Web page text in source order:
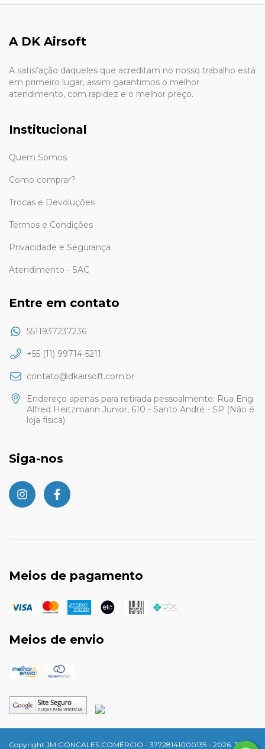
A DK Airsoft
A satisfação daqueles que acreditam no nosso trabalho está
em primeiro lugar, assim garantimos o melhor
atendimento, com rapidez e o melhor preço.
Institucional
Quem Somos
Como comprar?
Trocas e Devoluções
Termos e Condições
Privacidade e Segurança
Atendimento - SAC
Entre em contato
5511937237236
+55 (11) 99714-5211
contato@dkairsoft.com.br
Endereço apenas para retirada pessoalmente: Rua Eng
Alfred Heitzmann Junior, 610 - Santo André - SP (Não é
loja física)
Siga-nos
Meios de pagamento
Meios de envio
Copyright JM GONCALES COMÉRCIO - 37728141000135 - 2026. Todos